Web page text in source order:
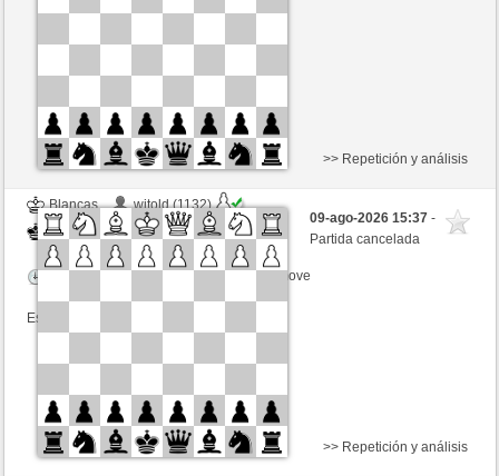
Blancas
witold (1132)
Negras
Buong (1353)
Tiempo: 5 minutes/side + 25 seconds/move
Esta partida es por puntos
>> Repetición y análisis
09-ago-2026 15:37-
Partida cancelada
>> Repetición y análisis